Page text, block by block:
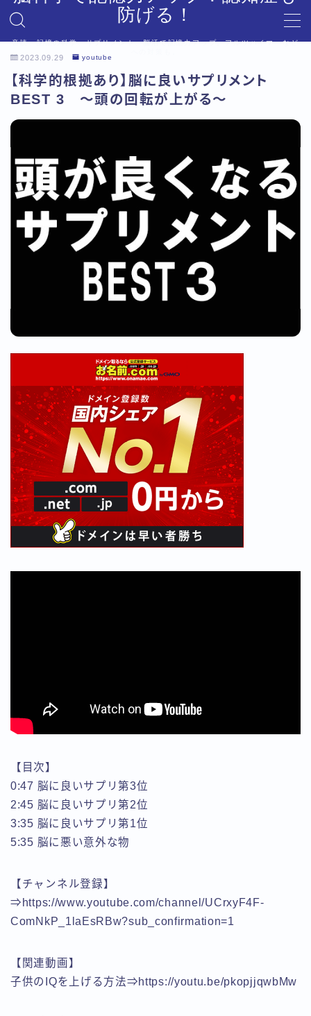
防げる！
音読、記憶の科学、サプリメント、脳活で記憶力アップ。アルツハイマーなど
プライバシーポリシー
利用規約／特定商取引法に基づく表記
利用規約／特定商取引法に基づく表記
運営者情報
2023.09.29 youtube
【科学的根拠あり】脳に良いサプリメント
BEST 3 ～頭の回転が上がる～
【目次】
0:47 脳に良いサプリ第3位
2:45 脳に良いサプリ第2位
3:35 脳に良いサプリ第1位
5:35 脳に悪い意外な物
【チャンネル登録】
⇒https://www.youtube.com/channel/UCrxyF4F-
ComNkP_1laEsRBw?sub_confirmation=1
【関連動画】
子供のIQを上げる方法⇒https://youtu.be/pkopjjqwbMw